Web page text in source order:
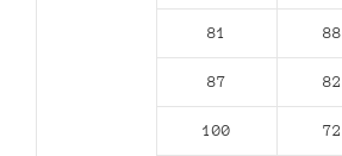
81 88
87 82
100 72